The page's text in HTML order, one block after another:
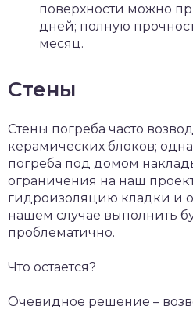
поверхности можно
дней; полную
месяц.
Стены
Стены погреба часто
керамических блоков;
погреба под домом
ограничения на наш
гидроизоляцию кладки и
нашем случае выполнить
проблематично.
Что остается?
Очевидное решение –